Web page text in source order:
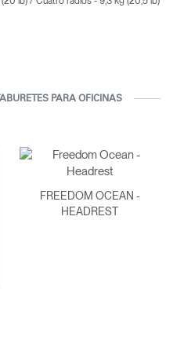
PARA OFICINAS
FREEDOM OCEAN -
HEADREST